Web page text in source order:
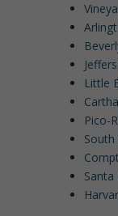
Little
Pico-
South
Santa